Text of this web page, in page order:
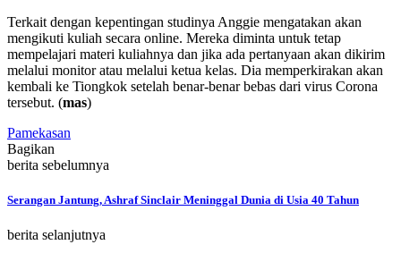
Terkait dengan kepentingan studinya Anggie mengatakan akan
mengikuti kuliah secara online. Mereka diminta untuk tetap
mempelajari materi kuliahnya dan jika ada pertanyaan akan dikirim
melalui monitor atau melalui ketua kelas. Dia memperkirakan akan
kembali ke Tiongkok setelah benar-benar bebas dari virus Corona
tersebut. (mas)
Pamekasan
Bagikan
berita sebelumnya
Serangan Jantung, Ashraf Sinclair Meninggal Dunia di Usia 40 Tahun
berita selanjutnya